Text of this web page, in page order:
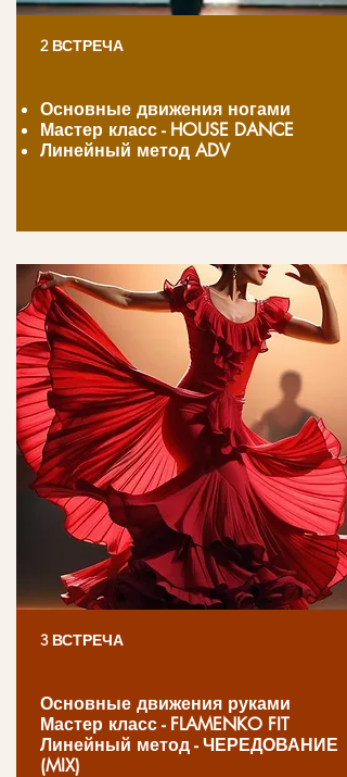
2 ВСТРЕЧА
Основные движения ногами
Мастер класс - HOUSE DANCE
Линейный метод ADV
3 ВСТРЕЧА
Основные движения руками
Мастер класс - FLAMENKO FIT
Линейный метод - ЧЕРЕДОВАНИЕ
(MIX)